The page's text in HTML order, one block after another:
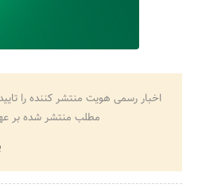
اخبار رسمی هویت منتشر کننده را
مطلب منتشر شده بر